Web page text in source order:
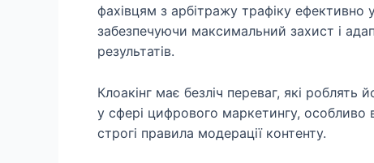
фахівцям з арбітражу трафіку
забезпечуючи максимальний захист і
результатів.
Клоакінг має безліч переваг, які
у сфері цифрового маркетингу,
строгі правила модерації контенту.